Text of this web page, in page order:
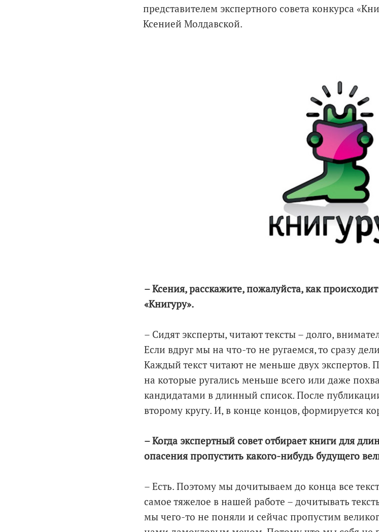
представителем экспертного совета конкурса
Ксенией Молдавской.
– Ксения, расскажите, пожалуйста, как
«Книгуру».
– Сидят эксперты, читают тексты – долго,
Если вдруг мы на что-то не ругаемся, то сразу
Каждый текст читают не меньше двух экспертов.
на которые ругались меньше всего или даже
кандидатами в длинный список. После
второму кругу. И, в конце концов, формируется
– Когда экспертный совет отбирает книги для
опасения пропустить какого-нибудь будущего
– Есть. Поэтому мы дочитываем до конца все
самое тяжелое в нашей работе – дочитывать
мы чего-то не поняли и сейчас пропустим